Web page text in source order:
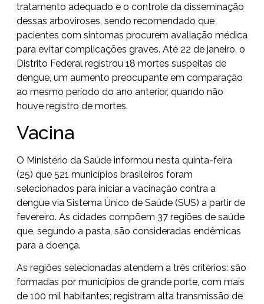
tratamento adequado e o controle da disseminação
dessas arboviroses, sendo recomendado que
pacientes com sintomas procurem avaliação médica
para evitar complicações graves. Até 22 de janeiro, o
Distrito Federal registrou 18 mortes suspeitas de
dengue, um aumento preocupante em comparação
ao mesmo período do ano anterior, quando não
houve registro de mortes.
Vacina
O Ministério da Saúde informou nesta quinta-feira
(25) que 521 municípios brasileiros foram
selecionados para iniciar a vacinação contra a
dengue via Sistema Único de Saúde (SUS) a partir de
fevereiro. As cidades compõem 37 regiões de saúde
que, segundo a pasta, são consideradas endêmicas
para a doença.
As regiões selecionadas atendem a três critérios: são
formadas por municípios de grande porte, com mais
de 100 mil habitantes; registram alta transmissão de